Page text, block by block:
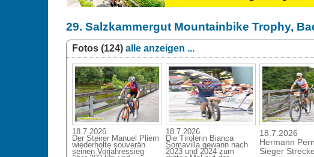
29. Salzkammergut Mountainbike Trophy,
Fotos (124) alle anzeigen ...
18.7.2026
Der Steirer Manuel Pliem
wiederholte souverän
seinen Vorjahressieg
18.7.2026
Die Tirolerin Bianca
Somavilla gewann nach
2023 und 2024 zum
18.7.2026
Hermann
Sieger